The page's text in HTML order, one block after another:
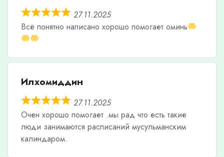
27.11.2025
Всë понятно написано хорошо помогает оминь
Илхомиддин
27.11.2025
Очен хорошо помогает .мы рад что есть такие
люди занимаются расписаний мусульманским
калиндаром.